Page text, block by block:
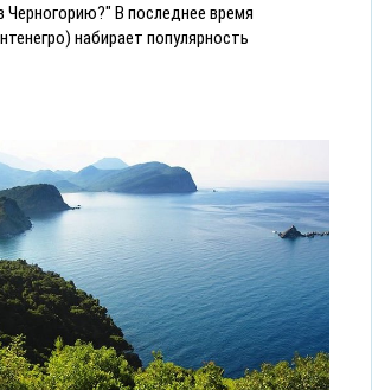
Черногорию?" В последнее время
набирает популярность